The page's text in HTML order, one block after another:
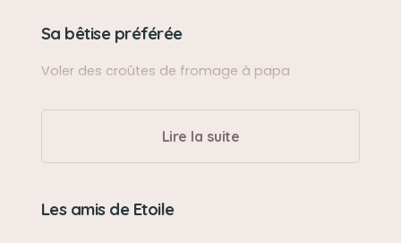
Sa bêtise préférée
Voler des croûtes de fromage à papa
Son caractère
caractère de cochon mais elle aurait donné sa
Lire la suite
Les amis de Etoile